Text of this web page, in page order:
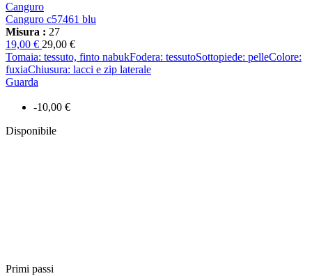
-10,00 €
Disponibile
Canguro
Canguro c57461 blu
Misura : 27
19,00 € 29,00 €
Tomaia: tessuto, finto nabukFodera: tessutoSottopiede: pelleColore:
fuxiaChiusura: lacci e zip laterale
Guarda
Primi passi